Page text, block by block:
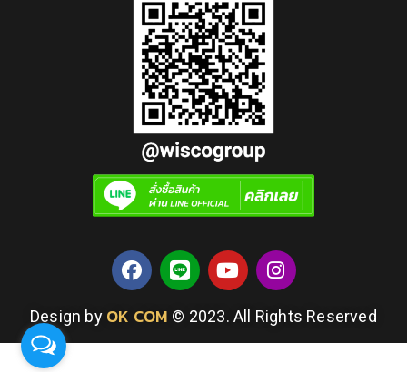
Design by OK COM © 2023. All Rights Reserved